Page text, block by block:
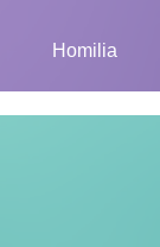
Homilia